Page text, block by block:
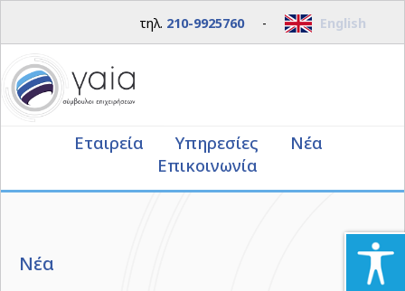
τηλ. 210-9925760- English
Εταιρεία Υπηρεσίες
Νέα
Επικοινωνία
Νέα